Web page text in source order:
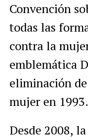
Convención
todas las
contra la
emblemática
eliminación
mujer en 1993.
Desde 2008,